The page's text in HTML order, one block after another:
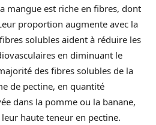
mangue est riche en fibres, dont
proportion augmente avec la
solubles aident à réduire les
en diminuant le
des fibres solubles de la
de pectine, en quantité
dans la pomme ou la banane,
haute teneur en pectine.